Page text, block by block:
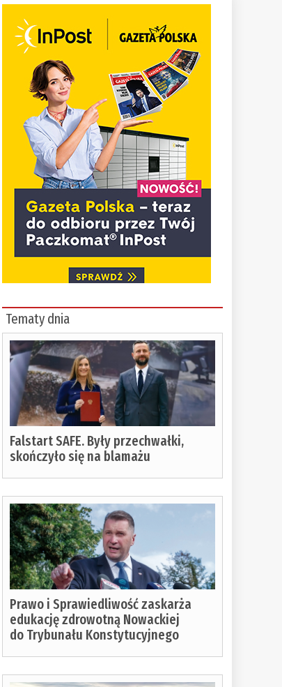
Tematy dnia
Falstart SAFE. Były przechwałki,
skończyło się na blamażu
Prawo i Sprawiedliwość zaskarża
edukację zdrowotną Nowackiej
do Trybunału Konstytucyjnego